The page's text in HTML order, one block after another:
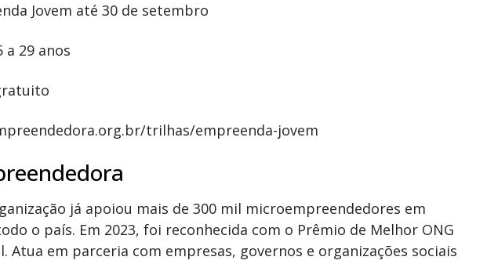
Jovem até 30 de setembro
a 29 anos
trilhas/empreenda-jovem
já apoiou mais de 300 mil microempreendedores em
o país. Em 2023, foi reconhecida com o Prêmio de Melhor ONG
Atua em parceria com empresas, governos e organizações sociais